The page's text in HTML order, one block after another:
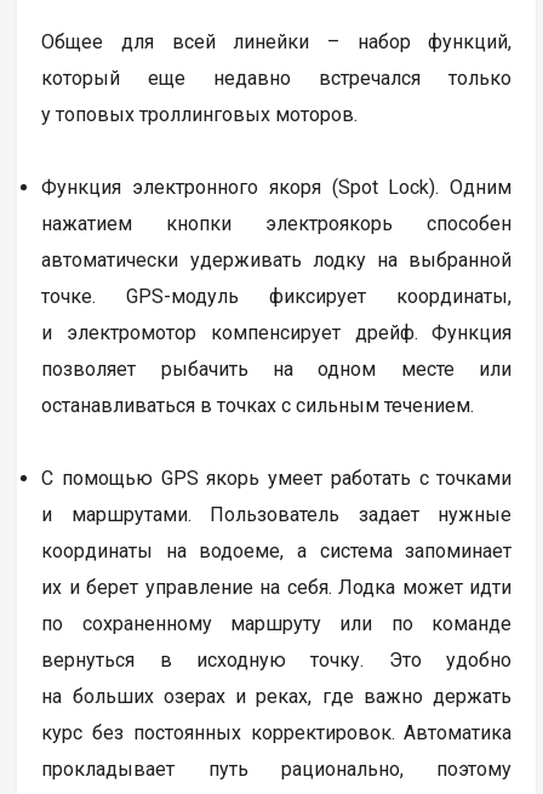
Общее для всей линейки – набор функций,
который еще недавно встречался только
у топовых троллинговых моторов.
Функция электронного якоря (Spot Lock). Одним
нажатием кнопки электроякорь способен
автоматически удерживать лодку на выбранной
точке. GPS-модуль фиксирует координаты,
и электромотор компенсирует дрейф. Функция
позволяет рыбачить на одном месте или
останавливаться в точках с сильным течением.
С помощью GPS якорь умеет работать с точками
и маршрутами. Пользователь задает нужные
координаты на водоеме, а система запоминает
их и берет управление на себя. Лодка может идти
по сохраненному маршруту или по команде
вернуться в исходную точку. Это удобно
на больших озерах и реках, где важно держать
курс без постоянных корректировок. Автоматика
прокладывает путь рационально, поэтому